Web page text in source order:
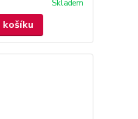
Skladem